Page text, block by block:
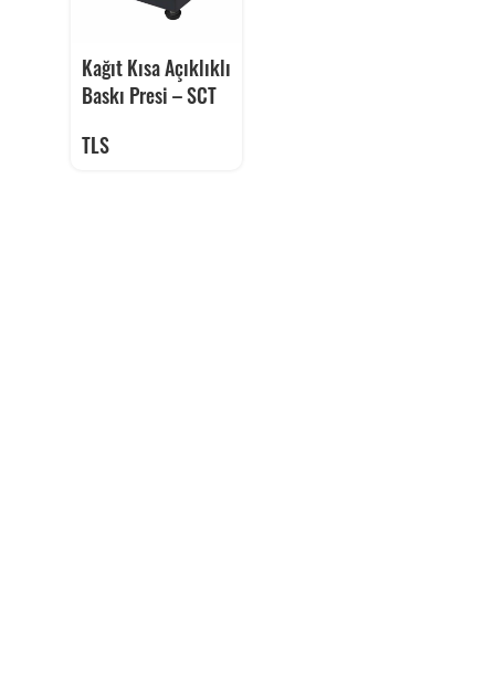
Kağıt Kısa Açıklıklı
Baskı Presi – SCT
TLS